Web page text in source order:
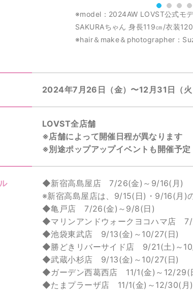
※model：2024AW LOVST公式モ
SAKURAちゃん 身長119㎝/衣装
※hair＆make＆photographer：
2024年7月26日（金）〜12月31日（火
LOVST全店舗
※店舗によって開催日程が異なります
※別途ポップアップイベントも開催予定
◆新宿高島屋店 7/26(金)～9/16(月)
※新宿高島屋店は、9/15(日)・9/16(月)
◆亀戸店 7/26(金)～9/8(日)
◆マリンアンドウォークヨコハマ店
◆池袋東武店 9/13(金)～10/27(日)
◆勝どきリバーサイド店 9/21(土)～
◆武蔵小杉店 9/13(金)～10/27(日)
◆ガーデン西葛西店 11/1(金)～12/29(
◆たまプラーザ店 11/1(金)～12/30(月)